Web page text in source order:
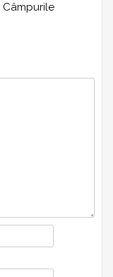
Câmpurile